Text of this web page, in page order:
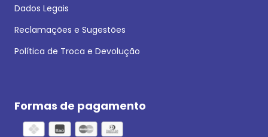
Dados Legais
Reclamações e Sugestões
Política de Troca e Devolução
Formas de pagamento